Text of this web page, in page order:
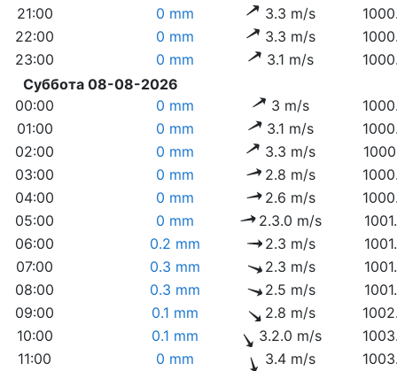
21:00
0 mm 3.3 m/s
22:00
0 mm 3.3 m/s
23:00
0 mm 3.1 m/s
Суббота 08-08-2026
00:00
0 mm 3 m/s
01:00
0 mm 3.1 m/s
02:00
0 mm 3.3 m/s
03:00
0 mm 2.8 m/s
04:00
0 mm 2.6 m/s
05:00
0 mm 2.3.0 m/s
06:00
0.2 mm 2.3 m/s
07:00
0.3 mm 2.3 m/s
08:00
0.3 mm 2.5 m/s
09:00
0.1 mm 2.8 m/s
10:00
0.1 mm 3.2.0 m/s
11:00
0 mm 3.4 m/s